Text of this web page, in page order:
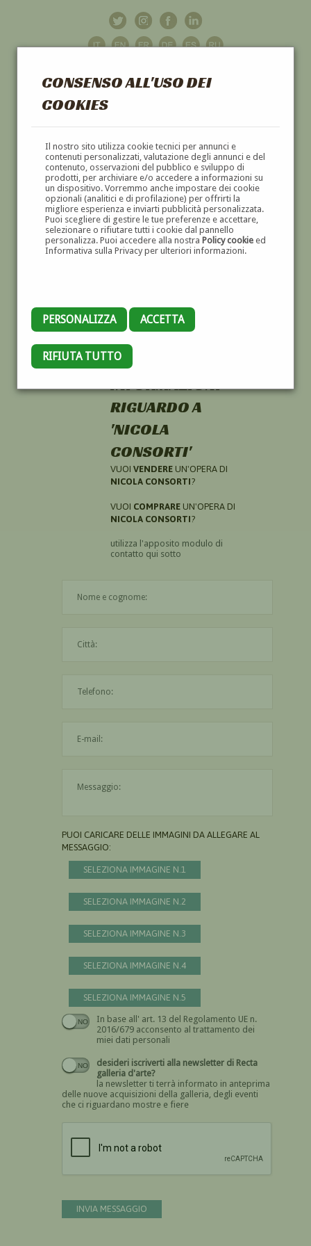
CONSENSO ALL'USO DEI
COOKIES
Il nostro sito utilizza cookie tecnici per annunci e
contenuti personalizzati, valutazione degli annunci e del
contenuto, osservazioni del pubblico e sviluppo di
prodotti, per archiviare e/o accedere a informazioni su
un dispositivo. Vorremmo anche impostare dei cookie
opzionali (analitici e di profilazione) per offrirti la
migliore esperienza e inviarti pubblicità personalizzata.
Puoi scegliere di gestire le tue preferenze e accettare,
selezionare o rifiutare tutti i cookie dal pannello
personalizza. Puoi accedere alla nostra Policy cookieed
Informativa sulla Privacy per ulteriori informazioni.
PERSONALIZZA ACCETTA
RIFIUTA TUTTO
GALLERIAD'ARTE
DIPINTI E SCULTURE '800 E '900
HAI CERCATO
INFORMAZIONI
RIGUARDO A
'NICOLA
CONSORTI'
VUOI VENDERE UN'OPERA DI
NICOLA CONSORTI?
VUOI COMPRARE UN'OPERA DI
NICOLA CONSORTI?
utilizza l'apposito modulo di
contatto qui sotto
PUOI CARICARE DELLE IMMAGINI DA ALLEGARE AL
MESSAGGIO:
SELEZIONA IMMAGINE N.1
SELEZIONA IMMAGINE N.2
SELEZIONA IMMAGINE N.3
SELEZIONA IMMAGINE N.4
SELEZIONA IMMAGINE N.5
In base all' art. 13 del Regolamento UE n.
2016/679 acconsento al trattamento dei
miei dati personali
Devi dare il consenso
desideri iscriverti alla newsletter di Recta
galleria d'arte?
la newsletter ti terrà informato in anteprima
delle nuove acquisizioni della galleria, degli eventi
che ci riguardano mostre e fiere
INVIA MESSAGGIO